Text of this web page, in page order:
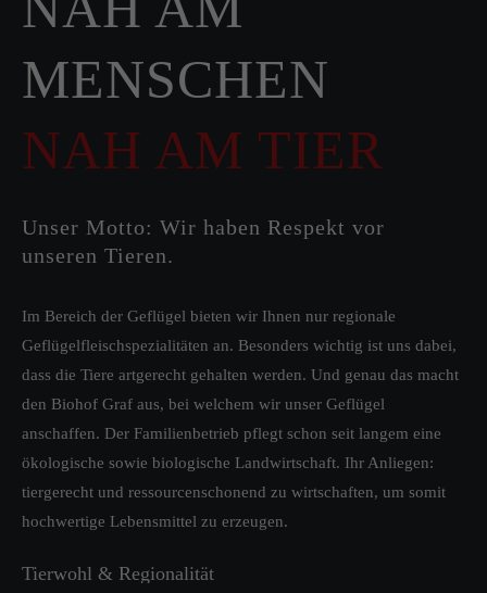
MENSCHEN
NAH AM TIER
Unser Motto: Wir haben Respekt vor
unseren Tieren.
Im Bereich der Geflügel bieten wir Ihnen nur regionale
Geflügelfleischspezialitäten an. Besonders wichtig ist uns dabei,
dass die Tiere artgerecht gehalten werden. Und genau das macht
den Biohof Graf aus, bei welchem wir unser Geflügel
anschaffen. Der Familienbetrieb pflegt schon seit langem eine
ökologische sowie biologische Landwirtschaft. Ihr Anliegen:
tiergerecht und ressourcenschonend zu wirtschaften, um somit
hochwertige Lebensmittel zu erzeugen.
Tierwohl & Regionalität